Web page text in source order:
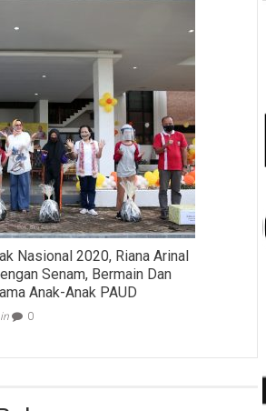
Nasional 2020, Riana Arinal
Senam, Bermain Dan
Anak-Anak PAUD
0